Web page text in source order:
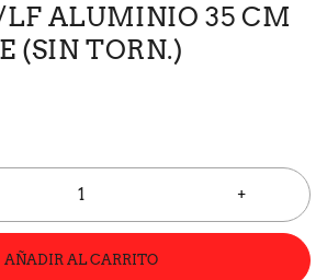
LF ALUMINIO 35 CM
(SIN TORN.)
AÑADIR AL CARRITO